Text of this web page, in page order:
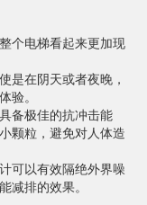
个电梯看起来更加现
是在阴天或者夜晚，
验。
备极佳的抗冲击能
颗粒，避免对人体造
可以有效隔绝外界噪
减排的效果。